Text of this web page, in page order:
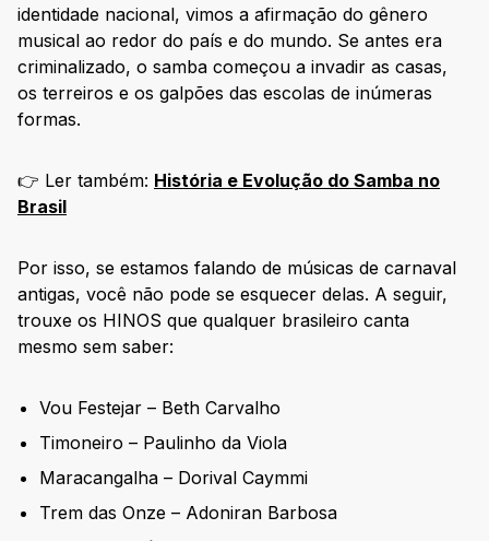
identidade nacional, vimos a afirmação do gênero
musical ao redor do país e do mundo. Se antes era
criminalizado, o samba começou a invadir as casas,
os terreiros e os galpões das escolas de inúmeras
formas.
👉 Ler também: História e Evolução do Samba no
Brasil
Por isso, se estamos falando de músicas de carnaval
antigas, você não pode se esquecer delas. A seguir,
trouxe os HINOS que qualquer brasileiro canta
mesmo sem saber:
Vou Festejar – Beth Carvalho
Timoneiro – Paulinho da Viola
Maracangalha – Dorival Caymmi
Trem das Onze – Adoniran Barbosa